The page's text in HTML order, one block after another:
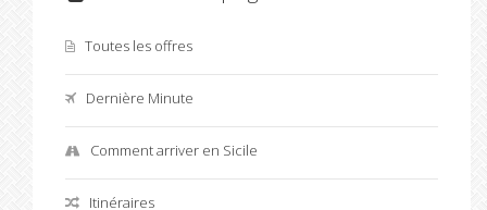
Toutes les offres
Dernière Minute
Comment arriver en Sicile
Itinéraires